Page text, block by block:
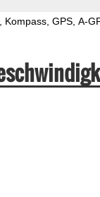
Kompass GPS A-